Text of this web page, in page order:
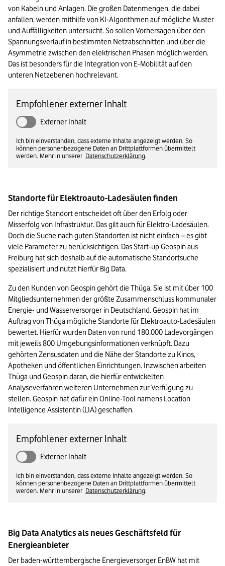
von Kabeln und Anlagen. Die großen Datenmengen, die dabei
anfallen, werden mithilfe von KI-Algorithmen auf mögliche Muster
und Auffälligkeiten untersucht. So sollen Vorhersagen über den
Spannungsverlauf in bestimmten Netzabschnitten und über die
Asymmetrie zwischen den elektrischen Phasen möglich werden.
Das ist besonders für die Integration von E-Mobilität auf den
unteren Netzebenen hochrelevant.
Empfohlener externer Inhalt
Externer Inhalt
Ich bin einverstanden, dass externe Inhalte angezeigt werden. So
können personenbezogene Daten an Drittplattformen übermittelt
werden. Mehr in unserer Datenschutzerklärung.
Standorte für Elektroauto-Ladesäulen finden
Der richtige Standort entscheidet oft über den Erfolg oder
Misserfolg von Infrastruktur. Das gilt auch für Elektro-Ladesäulen.
Doch die Suche nach guten Standorten ist nicht einfach – es gibt
viele Parameter zu berücksichtigen. Das Start-up Geospin aus
Freiburg hat sich deshalb auf die automatische Standortsuche
spezialisiert und nutzt hierfür Big Data.
Zu den Kunden von Geospin gehört die Thüga. Sie ist mit über 100
Mitgliedsunternehmen der größte Zusammenschluss kommunaler
Energie- und Wasserversorger in Deutschland. Geospin hat im
Auftrag von Thüga mögliche Standorte für Elektroauto-Ladesäulen
bewertet. Hierfür wurden Daten von rund 180.000 Ladevorgängen
mit jeweils 800 Umgebungsinformationen verknüpft. Dazu
gehörten Zensusdaten und die Nähe der Standorte zu Kinos,
Apotheken und öffentlichen Einrichtungen. Inzwischen arbeiten
Thüga und Geospin daran, die hierfür entwickelten
Analyseverfahren weiteren Unternehmen zur Verfügung zu
stellen. Geospin hat dafür ein Online-Tool namens Location
Intelligence Assistentin (LIA) geschaffen.
Empfohlener externer Inhalt
Externer Inhalt
Ich bin einverstanden, dass externe Inhalte angezeigt werden. So
können personenbezogene Daten an Drittplattformen übermittelt
werden. Mehr in unserer Datenschutzerklärung.
Big Data Analytics als neues Geschäftsfeld für
Energieanbieter
Der baden-württembergische Energieversorger EnBW hat mit